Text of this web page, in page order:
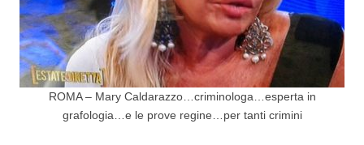
ROMA – Mary Caldarazzo…criminologa…esperta in
grafologia…e le prove regine…per tanti crimini